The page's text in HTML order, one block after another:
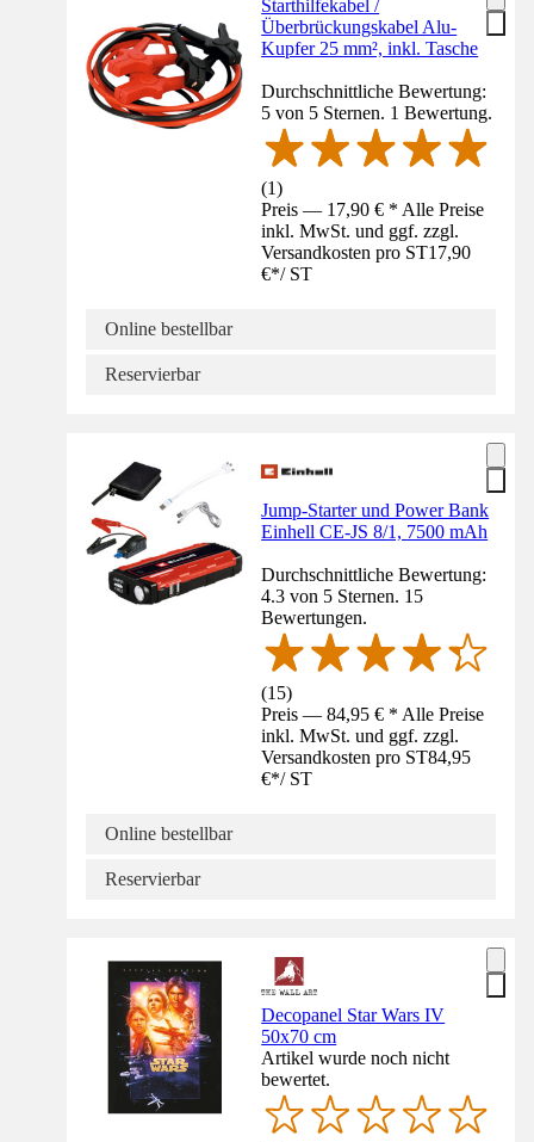
Starthilfekabel /
Überbrückungskabel Alu-
Kupfer 25 mm², inkl. Tasche
Durchschnittliche Bewertung:
5 von 5 Sternen. 1 Bewertung.
(1)
Preis — 17,90 € * Alle Preise
inkl. MwSt. und ggf. zzgl.
Versandkosten pro ST17,90
€*/ ST
Online bestellbar
Reservierbar
Jump-Starter und Power Bank
Einhell CE-JS 8/1, 7500 mAh
Durchschnittliche Bewertung:
4.3 von 5 Sternen. 15
Bewertungen.
(15)
Preis — 84,95 € * Alle Preise
inkl. MwSt. und ggf. zzgl.
Versandkosten pro ST84,95
€*/ ST
Online bestellbar
Reservierbar
Decopanel Star Wars IV
50x70 cm
Artikel wurde noch nicht
bewertet.